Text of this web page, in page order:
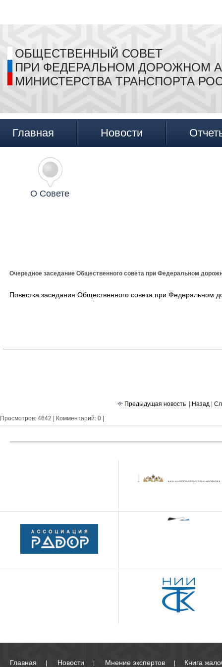
ОБЩЕСТВЕННЫЙ СОВЕТ
ПРИ ФЕДЕРАЛЬНОМ ДОРОЖНОМ
МИНИСТЕРСТВА ТРАНСПОРТА
Главная Новости
О Совете
Очередное заседание Общественного совета при Федеральном
Повестка заседания Общественного совета при Федеральном
Предыдущая новость | Назад |
Просмотров: 4642 | Комментарий: 0 |
Главная | Новости | Мнение экспертов | Книга